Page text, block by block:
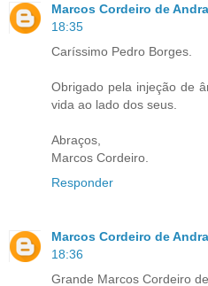
Marcos Cordeiro de
18:35
Caríssimo Pedro Borges.
Obrigado pela injeção de
vida ao lado dos seus.
Abraços,
Marcos Cordeiro.
Responder
Marcos Cordeiro de
18:36
Grande Marcos Cordeiro